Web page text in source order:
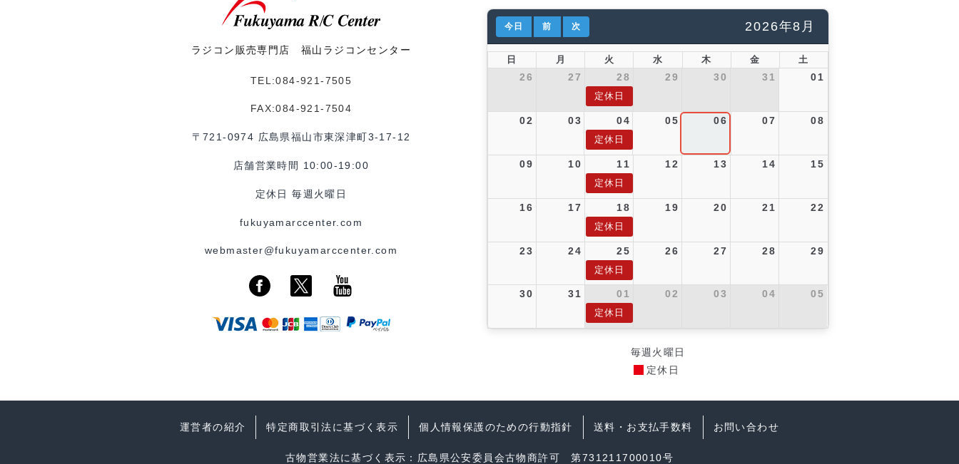
g
ラジコン販売専門店 福山ラジコンセンター
TEL:084-921-7505
FAX:084-921-7504
〒721-0974 広島県福山市東深津町3-17-12
店舗営業時間 10:00-19:00
定休日 毎週火曜日
fukuyamarccenter.com
webmaster@fukuyamarccenter.com
今日 前 次 2026年8月
日 月 火 水 木 金 土
26 27 28 29 30 31 01
定休日
02 03 04 05 06 07 08
定休日
09 10 11 12 13 14 15
定休日
16 17 18 19 20 21 22
定休日
23 24 25 26 27 28 29
定休日
30 31 01 02 03 04 05
定休日
毎週火曜日
定休日
運営者の紹介 特定商取引法に基づく表示 個人情報保護のための行動指針 送料・お支払手数料 お問い合わせ
古物営業法に基づく表示：広島県公安委員会古物商許可 第731211700010号